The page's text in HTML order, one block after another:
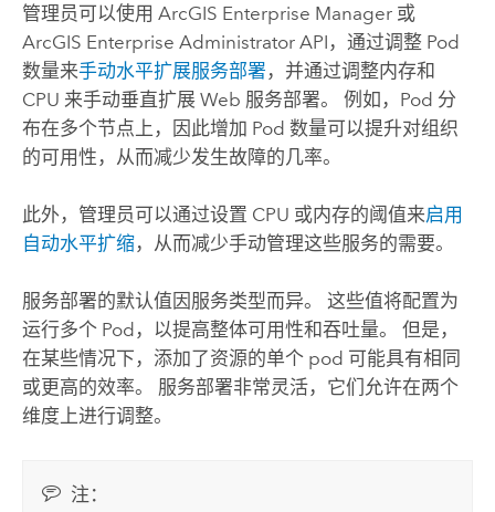
管理员可以使用 ArcGIS Enterprise Manager或
ArcGIS Enterprise Administrator API ，通过调整 Pod
数量来手动水平扩展服务部署 ，并通过调整内存和
CPU 来手动垂直扩展 Web 服务部署。 例如，Pod 分
布在多个节点上，因此增加 Pod 数量可以提升对组织
的可用性，从而减少发生故障的几率。
此外，管理员可以通过设置 CPU 或内存的阈值来启用
自动水平扩缩，从而减少手动管理这些服务的需要。
服务部署的默认值因服务类型而异。 这些值将配置为
运行多个 Pod，以提高整体可用性和吞吐量。 但是，
在某些情况下，添加了资源的单个 pod 可能具有相同
或更高的效率。 服务部署非常灵活，它们允许在两个
维度上进行调整。
注：